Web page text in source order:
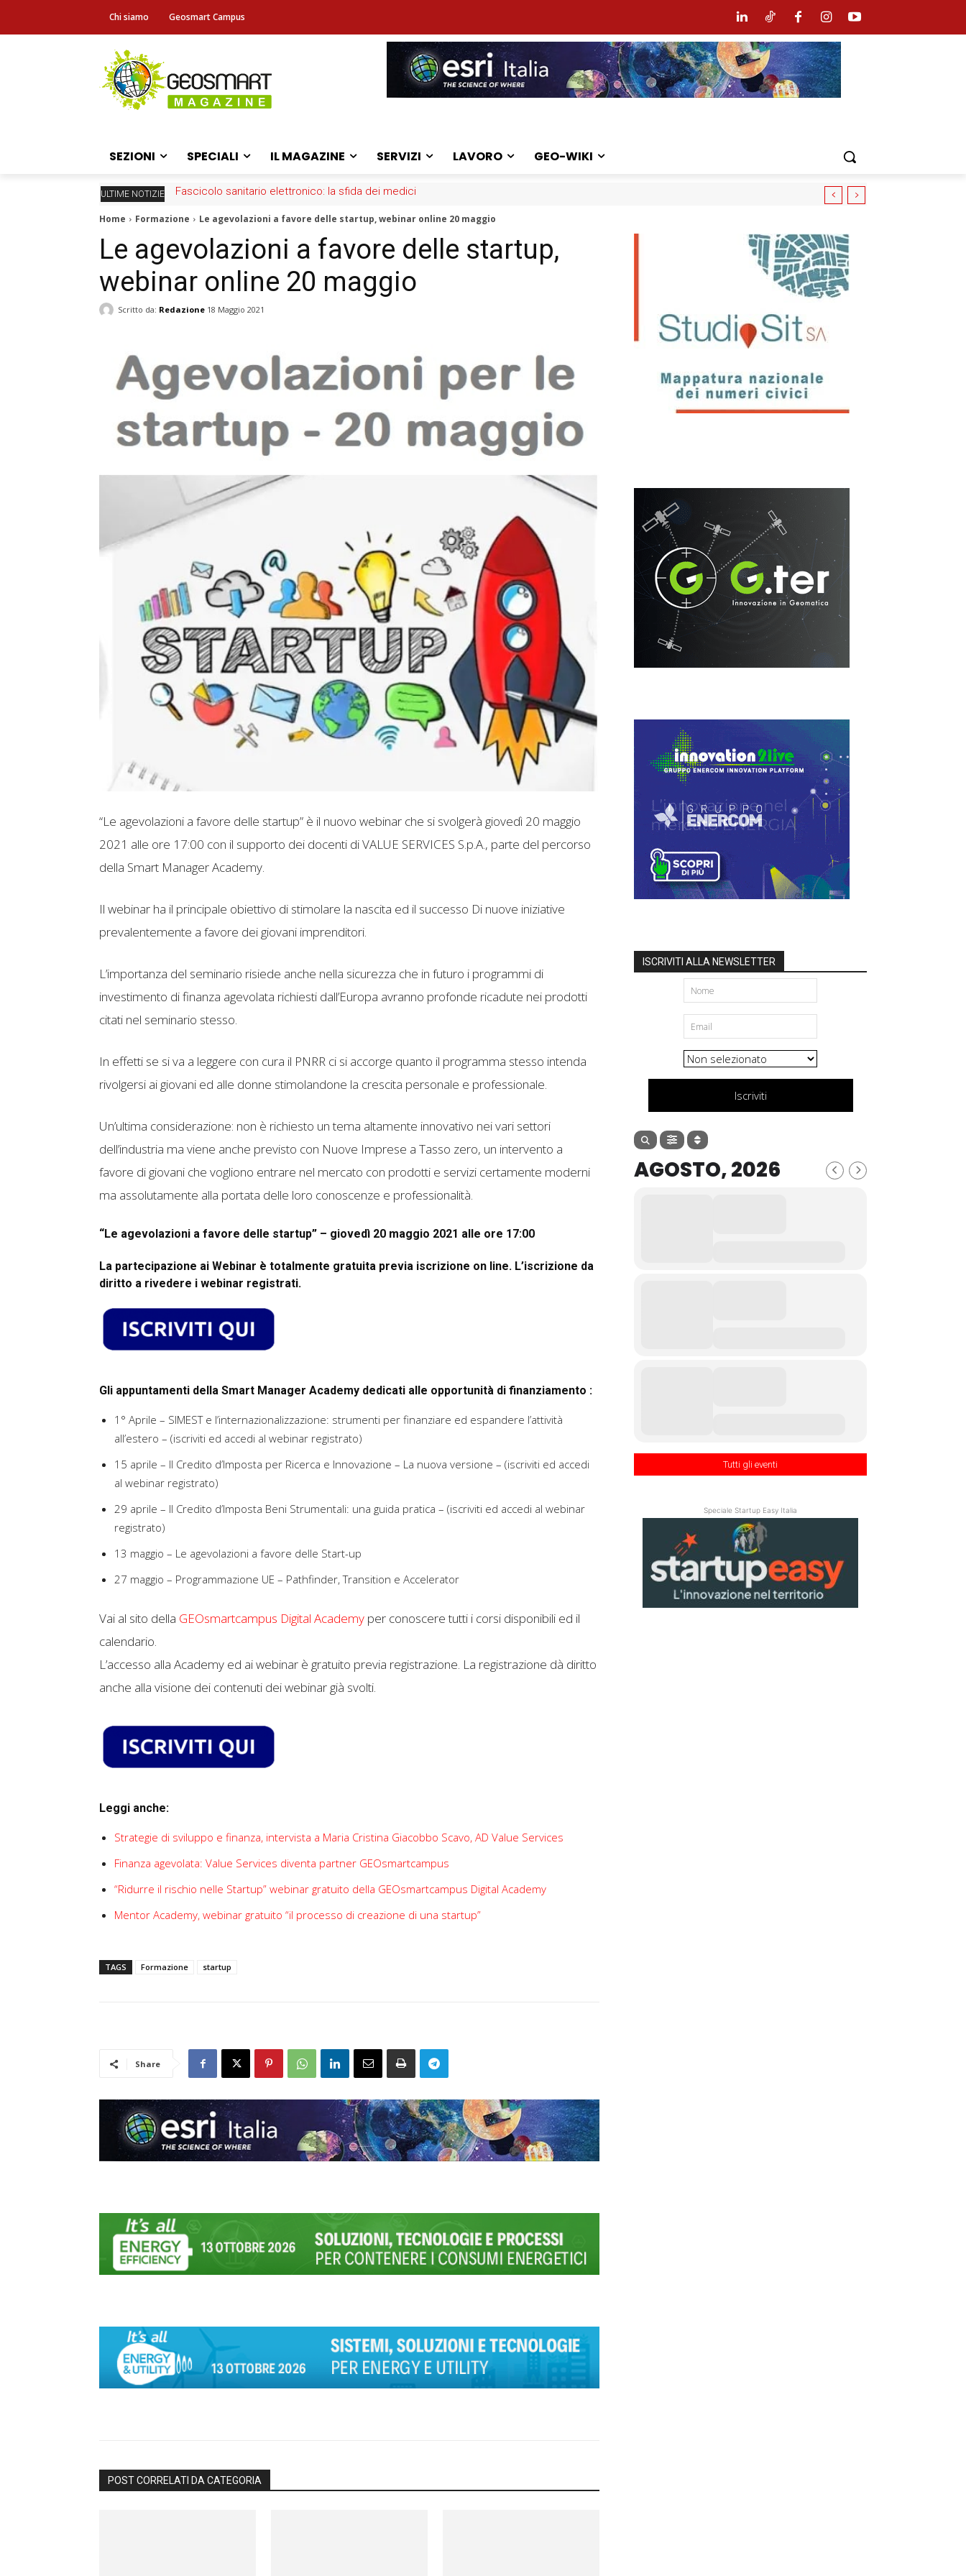
Chi siamo Geosmart Campus
SEZIONI SPECIALI IL MAGAZINE SERVIZI LAVORO GEO-WIKI
ULTIME NOTIZIE Fascicolo sanitario elettronico: la sfida dei medici
Home Formazione Le agevolazioni a favore delle startup, webinar online 20 maggio
Le agevolazioni a favore delle startup,
webinar online 20 maggio
Scritto da: Redazione 18 Maggio 2021
“Le agevolazioni a favore delle startup” è il nuovo webinar che si svolgerà giovedì 20 maggio
2021 alle ore 17:00 con il supporto dei docenti di VALUE SERVICES S.p.A., parte del percorso
della Smart Manager Academy.
Il webinar ha il principale obiettivo di stimolare la nascita ed il successo Di nuove iniziative
prevalentemente a favore dei giovani imprenditori.
L’importanza del seminario risiede anche nella sicurezza che in futuro i programmi di
investimento di finanza agevolata richiesti dall’Europa avranno profonde ricadute nei prodotti
citati nel seminario stesso.
In effetti se si va a leggere con cura il PNRR ci si accorge quanto il programma stesso intenda
rivolgersi ai giovani ed alle donne stimolandone la crescita personale e professionale.
Un’ultima considerazione: non è richiesto un tema altamente innovativo nei vari settori
dell’industria ma viene anche previsto con Nuove Imprese a Tasso zero, un intervento a
favore di giovani che vogliono entrare nel mercato con prodotti e servizi certamente moderni
ma assolutamente alla portata delle loro conoscenze e professionalità.
“Le agevolazioni a favore delle startup” – giovedì 20 maggio 2021 alle ore 17:00
La partecipazione ai Webinar è totalmente gratuita previa iscrizione on line. L’iscrizione da
diritto a rivedere i webinar registrati.
Gli appuntamenti della Smart Manager Academy dedicati alle opportunità di finanziamento :
1° Aprile – SIMEST e l’internazionalizzazione: strumenti per finanziare ed espandere l’attività
all’estero – (iscriviti ed accedi al webinar registrato)
15 aprile – Il Credito d’Imposta per Ricerca e Innovazione – La nuova versione – (iscriviti ed accedi
al webinar registrato)
29 aprile – Il Credito d’Imposta Beni Strumentali: una guida pratica – (iscriviti ed accedi al webinar
registrato)
13 maggio – Le agevolazioni a favore delle Start-up
27 maggio – Programmazione UE – Pathfinder, Transition e Accelerator
Vai al sito della GEOsmartcampus Digital Academy per conoscere tutti i corsi disponibili ed il
calendario.
L’accesso alla Academy ed ai webinar è gratuito previa registrazione. La registrazione dà diritto
anche alla visione dei contenuti dei webinar già svolti.
Leggi anche:
Strategie di sviluppo e finanza, intervista a Maria Cristina Giacobbo Scavo, AD Value Services
Finanza agevolata: Value Services diventa partner GEOsmartcampus
“Ridurre il rischio nelle Startup” webinar gratuito della GEOsmartcampus Digital Academy
Mentor Academy, webinar gratuito “il processo di creazione di una startup”
TAGS Formazione startup
Share
POST CORRELATI DA CATEGORIA
ISCRIVITI ALLA NEWSLETTER
Iscriviti
AGOSTO, 2026
Tutti gli eventi
Speciale Startup Easy Italia